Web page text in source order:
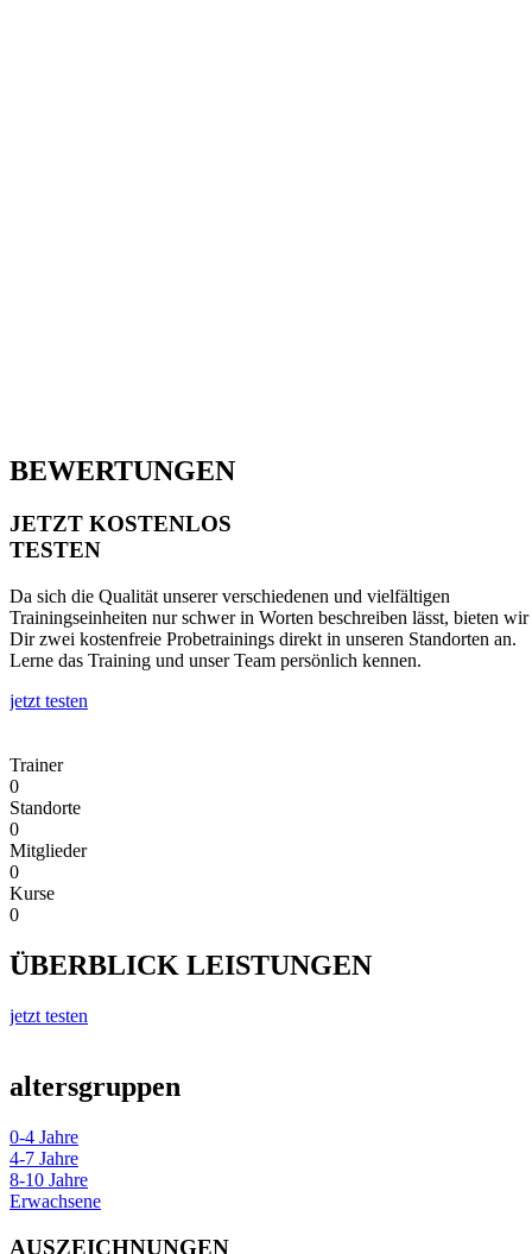
BEWERTUNGEN
JETZT KOSTENLOS
TESTEN
Da sich die Qualität unserer verschiedenen und vielfältigen
Trainingseinheiten nur schwer in Worten beschreiben lässt, bieten wir
Dir zwei kostenfreie Probetrainings direkt in unseren Standorten an.
Lerne das Training und unser Team persönlich kennen.
jetzt testen
Trainer
0
Standorte
0
Mitglieder
0
Kurse
0
ÜBERBLICK LEISTUNGEN
jetzt testen
altersgruppen
0-4 Jahre
4-7 Jahre
8-10 Jahre
Erwachsene
AUSZEICHNUNGEN